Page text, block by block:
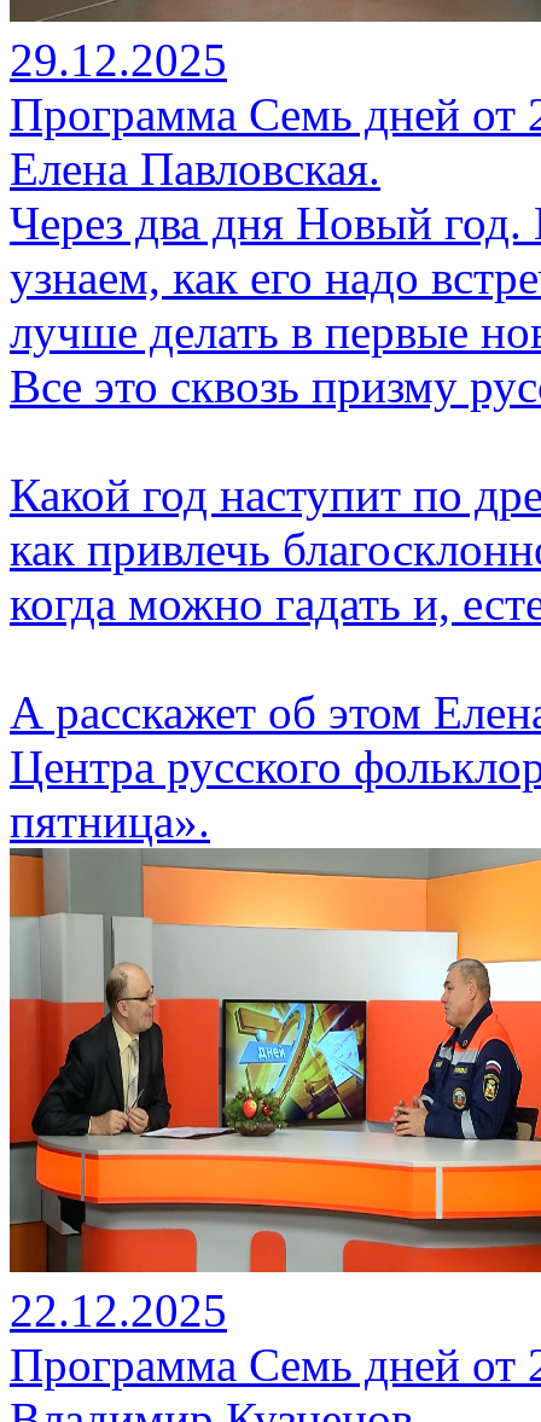
29.12.2025
Программа Семь дней от
Елена Павловская.
Через два дня Новый
узнаем, как его надо
лучше делать в первые
Все это сквозь призму
Какой год наступит по
как привлечь
когда можно гадать и,
А расскажет об этом
Центра русского
пятница».
22.12.2025
Программа Семь дней от